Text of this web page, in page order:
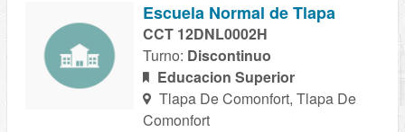
Escuela Normal de Tlapa
CCT 12DNL0002H
Turno: Discontinuo
Educacion Superior
Tlapa De Comonfort, Tlapa De
Comonfort